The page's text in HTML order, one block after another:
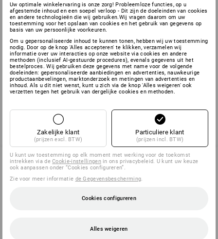
SB veiligheidsschoenen e.s.
Taupo low
2 kleuren
v.a.
(incl. BTW) v.a. 10 paar
U hebt al 3 van 3 items bekeken.
SERVICE 070 26 26 260
Uw optimale winkelervaring is onze zorg! Probleemloze functies, op u
afgestemde inhoud en een soepel verloop - Dit zijn de doeleinden van cookies
en andere technologieën die wij gebruiken.Wij vragen daarom om uw
toestemming voor het opslaan van cookies en het gebruik van gegevens op
basis van uw persoonlijke voorkeuren.
Om u gepersonaliseerde inhoud te kunnen tonen, hebben wij uw toestemming
nodig. Door op de knop 'Alles accepteren' te klikken, verzamelen wij
informatie over uw interacties op onze website via cookies en andere
methoden (inclusief AI-gestuurde procedures), evenals gegevens uit het
bestelproces. Wij gebruiken deze gegevens met name voor de volgende
doeleinden: gepersonaliseerde aanbiedingen en advertenties, nauwkeurige
productaanbevelingen, marktonderzoek en metingen van advertenties en
inhoud. Als u dit niet wenst, kunt u zich via de knop 'Alles weigeren' ook
verzetten tegen het gebruik van dergelijke cookies en methoden.
Zakelijke klant
(prijzen excl. BTW)
Particuliere klant
(prijzen incl. BTW)
U kunt uw toestemming op elk moment met werking voor de toekomst
intrekken via deCookie-instellingenin ons privacybeleid. U kunt uw keuze
ook aanpassen onder “Cookies configureren”.
Zie voor meer informatie de Gegevensbescherming
Cookies configureren
Alles weigeren